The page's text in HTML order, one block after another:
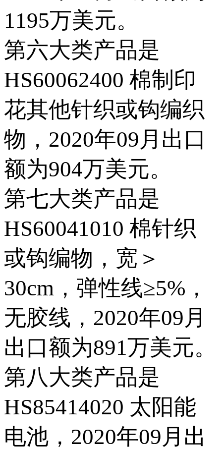
1195万美元。
第六大类产品是
HS60062400 棉制印
花其他针织或钩编织
物，2020年09月出口
额为904万美元。
第七大类产品是
HS60041010 棉针织
或钩编物，宽＞
30cm，弹性线≥5%，
无胶线，2020年09月
出口额为891万美元。
第八大类产品是
HS85414020 太阳能
电池，2020年09月出